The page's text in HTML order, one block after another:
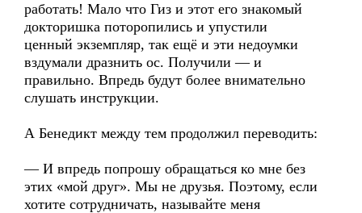
работать! Мало что Гиз и этот его знакомый
докторишка поторопились и упустили
ценный экземпляр, так ещё и эти недоумки
вздумали дразнить ос. Получили — и
правильно. Впредь будут более внимательно
слушать инструкции.
А Бенедикт между тем продолжил переводить:
— И впредь попрошу обращаться ко мне без
этих «мой друг». Мы не друзья. Поэтому, если
хотите сотрудничать, называйте меня